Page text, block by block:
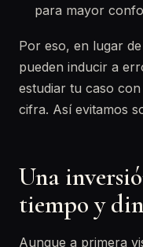
para mayor
Por eso, en lugar
pueden inducir a
estudiar tu caso
cifra. Así evitamos
Una
tiempo y
Aunque a primera